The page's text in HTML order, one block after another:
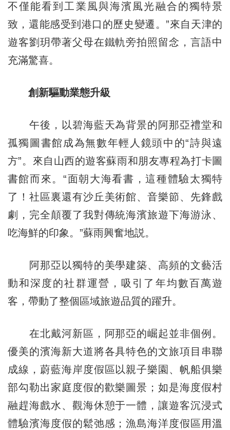
不僅能看到工業風與海濱風光融合的獨特景
致，還能感受到港口的歷史變遷。”來自天津的
遊客劉玥帶著父母在鐵軌旁拍照留念，言語中
充滿驚喜。
創新驅動業態升級
午後，以碧海藍天為背景的阿那亞禮堂和
孤獨圖書館成為無數年輕人鏡頭中的“詩與遠
方”。來自山西的遊客蘇雨和朋友專程為打卡圖
書館而來。“面朝大海看書，這種體驗太獨特
了！社區裏還有沙丘美術館、音樂節、先鋒戲
劇，完全顛覆了我對傳統海濱旅遊下海游泳、
吃海鮮的印象。”蘇雨興奮地説。
阿那亞以獨特的美學建築、高頻的文藝活
動和深度的社群運營，吸引了年均數百萬遊
客，帶動了整個區域旅遊品質的躍升。
在北戴河新區，阿那亞的崛起並非個例。
優美的濱海新大道將各具特色的文旅項目串聯
成線，蔚藍海岸度假區以親子樂園、帆船俱樂
部勾勒出家庭度假的歡樂圖景；如是海度假村
融趕海戲水、觀海休憩于一體，讓遊客沉浸式
體驗濱海度假的鬆弛感；漁島海洋度假區用溫